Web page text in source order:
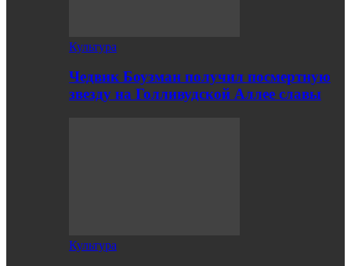
Культура
Чедвик Боузман получил посмертную
звезду на Голливудской Аллее славы
Культура